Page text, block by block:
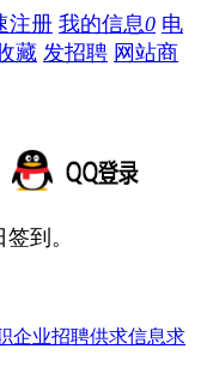
注册 我的信息0 电
藏 发招聘 网站商
到。
企业招聘供求信息求